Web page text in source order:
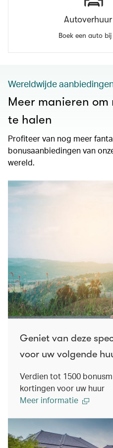
Autoverhuur
Boek een auto bij
Wereldwijde
Meer manieren om
te halen
Profiteer van nog meer
bonusaanbiedingen van
wereld.
Geniet van deze
voor uw volgende
Verdien tot 1500
kortingen voor uw huur
Meer informatie